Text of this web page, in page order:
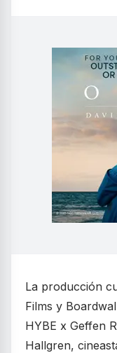
La producción
Films y
HYBE x Geffen
Hallgren,